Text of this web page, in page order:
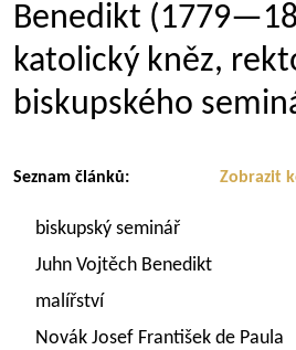
Benedikt
katolický kněz,
biskupského
Zobrazit
Seznam článků:
biskupský seminář
Juhn Vojtěch Benedikt
malířství
Novák Josef František de Paula